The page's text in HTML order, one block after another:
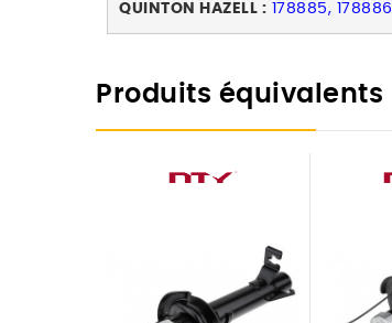
QUINTON HAZELL : 178885, 178886
Produits équivalents